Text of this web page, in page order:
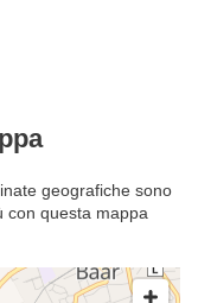
geografiche sono
con questa mappa